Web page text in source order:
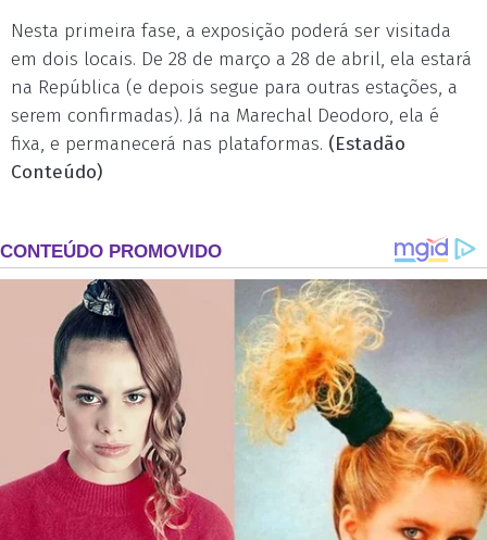
Nesta primeira fase, a exposição poderá ser visitada
em dois locais. De 28 de março a 28 de abril, ela estará
na República (e depois segue para outras estações, a
serem confirmadas). Já na Marechal Deodoro, ela é
fixa, e permanecerá nas plataformas. (Estadão
Conteúdo)